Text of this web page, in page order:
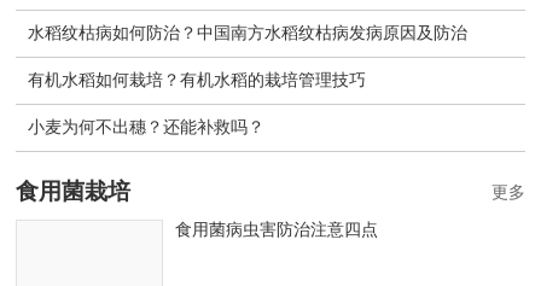
水稻纹枯病如何防治？中国南方水稻纹枯病发病原因及防治
有机水稻如何栽培？有机水稻的栽培管理技巧
小麦为何不出穗？还能补救吗？
食用菌栽培
食用菌病虫害防治注意四点
更多